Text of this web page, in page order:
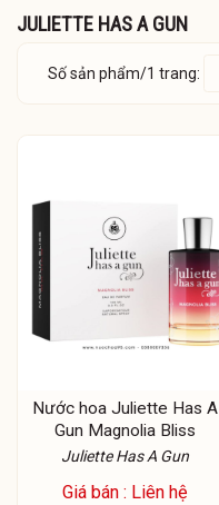
JULIETTE HAS A GUN
Số sản phẩm/1 trang:
Nước hoa Juliette Has A
Gun Magnolia Bliss
Juliette Has A Gun
Giá bán : Liên hệ